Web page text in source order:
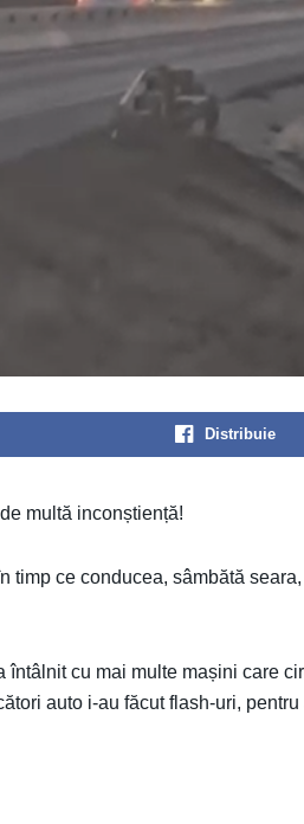
Distribuie
multă inconștiență!
timp ce conducea, sâmbătă
întâlnit cu mai multe mașini care
auto i-au făcut flash-uri,